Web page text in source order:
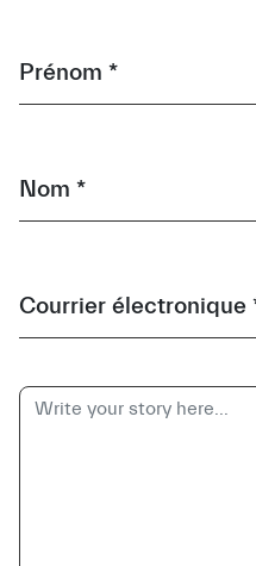
Prénom *
Nom *
Courrier électronique